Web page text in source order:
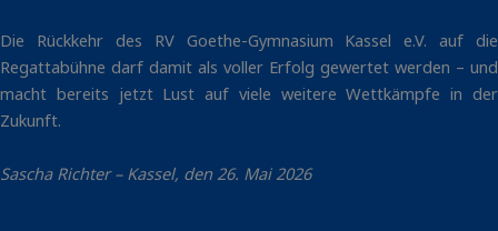
Die Rückkehr des RV Goethe-Gymnasium Kassel e.V. auf die
Regattabühne darf damit als voller Erfolg gewertet werden – und
macht bereits jetzt Lust auf viele weitere Wettkämpfe in der
Zukunft.
Sascha Richter – Kassel, den 26. Mai 2026